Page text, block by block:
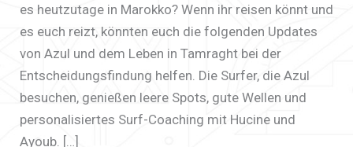
es heutzutage in Marokko? Wenn ihr reisen könnt und
es euch reizt, könnten euch die folgenden Updates
von Azul und dem Leben in Tamraght bei der
Entscheidungsfindung helfen. Die Surfer, die Azul
besuchen, genießen leere Spots, gute Wellen und
personalisiertes Surf-Coaching mit Hucine und
Ayoub. […]